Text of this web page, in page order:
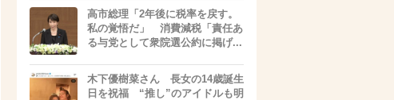
高市総理「2年後に税率を戻す。
私の覚悟だ」 消費減税「責任あ
る与党として衆院選公約に掲げ...
木下優樹菜さん 長女の14歳誕生
日を祝福 “推し”のアイドルも明